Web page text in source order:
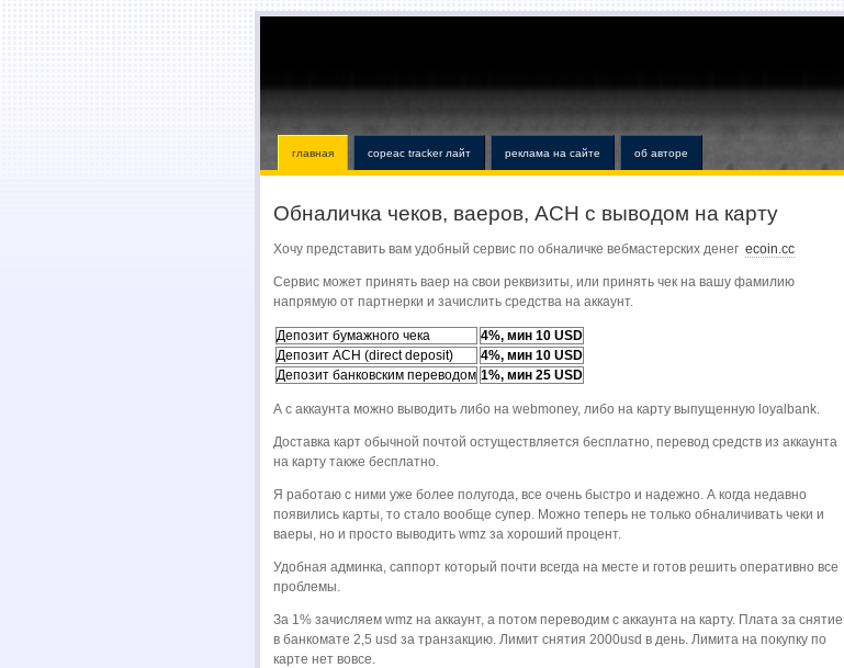
главная copeac tracker лайт реклама на сайте об авторе
Обналичка чеков, ваеров, ACH с выводом на карту
Хочу представить вам удобный сервис по обналичке вебмастерских денег ecoin.cc
Сервис может принять ваер на свои реквизиты, или принять чек на вашу фамилию
напрямую от партнерки и зачислить средства на аккаунт.
Депозит бумажного чека
4%, мин 10 USD
Депозит ACH (direct deposit)
4%, мин 10 USD
Депозит банковским переводом 1%, мин 25 USD
А с аккаунта можно выводить либо на webmoney, либо на карту выпущенную loyalbank.
Доставка карт обычной почтой остуществляется бесплатно, перевод средств из аккаунта
на карту также бесплатно.
Я работаю с ними уже более полугода, все очень быстро и надежно. А когда недавно
появились карты, то стало вообще супер. Можно теперь не только обналичивать чеки и
ваеры, но и просто выводить wmz за хороший процент.
Удобная админка, саппорт который почти всегда на месте и готов решить оперативно все
проблемы.
За 1% зачисляем wmz на аккаунт, а потом переводим с аккаунта на карту. Плата за снятие
в банкомате 2,5 usd за транзакцию. Лимит снятия 2000usd в день. Лимита на покупку по
карте нет вовсе.